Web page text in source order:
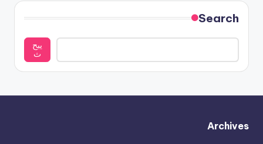
Search
يبح
ث
Archives